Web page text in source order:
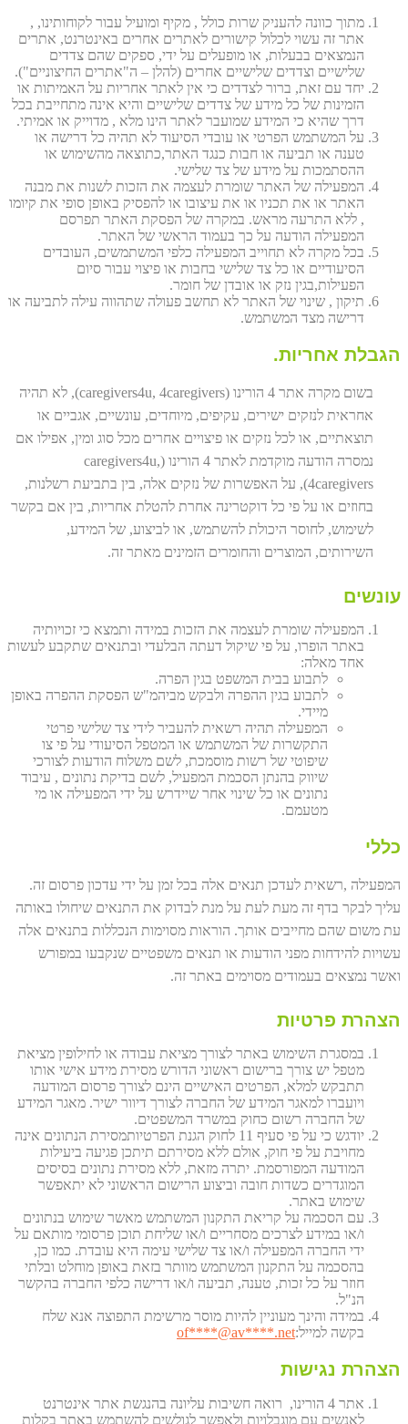
מתוך כוונה להעניק שרות כולל , מקיף ומועיל עבור לקוחותינו, ,
אתר זה עשוי לכלול קישורים לאתרים אחרים באינטרנט, אתרים
הנמצאים בבעלות, או מופעלים על ידי, ספקים שהם צדדים
שלישיים וצדדים שלישיים אחרים (להלן – ה"אתרים החיצוניים").
יחד עם זאת, ברור לצדדים כי אין לאתר אחריות על האמיתות או
הזמינות של כל מידע של צדדים שלישיים והיא אינה מתחייבת בכל
דרך שהיא כי המידע שמועבר לאתר הינו מלא , מדוייק או אמיתי.
על המשתמש הפרטי או עובדי הסיעוד לא תהיה כל דרישה או
טענה או תביעה או חבות כנגד האתר,כתוצאה מהשימוש או
ההסתמכות על מידע של צד שלישי.
המפעילה של האתר שומרת לעצמה את הזכות לשנות את מבנה
האתר או את תכניו או את עיצובו או להפסיק באופן סופי את קיומו
, ללא התרעה מראש. במקרה של הפסקת האתר תפרסם
המפעילה הודעה על כך בעמוד הראשי של האתר.
בכל מקרה לא תחוייב המפעילה כלפי המשתמשים, העובדים
הסיעודיים או כל צד שלישי בחבות או פיצוי עבור סיום
הפעילות,בגין נזק או אובדן של חומר.
תיקון , שינוי של האתר לא תחשב פעולה שתהווה עילה לתביעה או
דרישה מצד המשתמש.
הגבלת אחריות.
בשום מקרה אתר 4 הורינו (caregivers4u, 4caregivers), לא תהיה
אחראית לנזקים ישירים, עקיפים, מיוחדים, עונשיים, אגביים או
תוצאתיים, או לכל נזקים או פיצויים אחרים מכל סוג ומין, אפילו אם
נמסרה הודעה מוקדמת לאתר 4 הורינו (caregivers4u,
4caregivers), על האפשרות של נזקים אלה, בין בתביעת רשלנות,
בחוזים או על פי כל דוקטרינה אחרת להטלת אחריות, בין אם בקשר
לשימוש, לחוסר היכולת להשתמש, או לביצוע, של המידע,
השירותים, המוצרים והחומרים הזמינים מאתר זה.
עונשים
המפעילה שומרת לעצמה את הזכות במידה ותמצא כי זכויותיה
באתר הופרו, על פי שיקול דעתה הבלעדי ובתנאים שתקבע לעשות
אחד מאלה:
לתבוע בבית המשפט בגין הפרה.
לתבוע בגין ההפרה ולבקש מביהמ"ש הפסקת ההפרה באופן
מיידי.
המפעילה תהיה רשאית להעביר לידי צד שלישי פרטי
התקשרות של המשתמש או המטפל הסיעודי על פי צו
שיפוטי של רשות מוסמכת, לשם משלוח הודעות לצורכי
שיווק בהנתן הסכמת המפעיל, לשם בדיקת נתונים , עיבוד
נתונים או כל שינוי אחר שיידרש על ידי המפעילה או מי
מטעמם.
כללי
המפעילה ,רשאית לעדכן תנאים אלה בכל זמן על ידי עדכון פרסום זה.
עליך לבקר בדף זה מעת לעת על מנת לבדוק את התנאים שיחולו באותה
עת משום שהם מחייבים אותך. הוראות מסוימות הנכללות בתנאים אלה
עשויות להידחות מפני הודעות או תנאים משפטיים שנקבעו במפורש
ואשר נמצאים בעמודים מסוימים באתר זה.
הצהרת פרטיות
במסגרת השימוש באתר לצורך מציאת עבודה או לחילופין מציאת
מטפל יש צורך ברישום ראשוני הדורש מסירת מידע אישי אותו
תתבקש למלא, הפרטים האישיים הינם לצורך פרסום המודעה
ויועברו למאגר המידע של החברה לצורך דיוור ישיר. מאגר המידע
של החברה רשום כחוק במשרד המשפטים.
יודגש כי על פי סעיף 11 לחוק הגנת הפרטיותמסירת הנתונים אינה
מחויבת על פי חוק, אולם ללא מסירתם תיתכן פגיעה ביעילות
המודעה המפורסמת. יתרה מזאת, ללא מסירת נתונים בסיסים
המוגדרים כשדות חובה וביצוע הרישום הראשוני לא יתאפשר
שימוש באתר.
עם הסכמה על קריאת התקנון המשתמש מאשר שימוש בנתונים
ו/או במידע לצרכים מסחריים ו/או שליחת תוכן פרסומי מותאם על
ידי החברה המפעילה ו/או צד שלישי עימה היא עובדת. כמו כן,
בהסכמה על התקנון המשתמש מוותר בזאת באופן מוחלט ובלתי
חוזר על כל זכות, טענה, תביעה ו/או דרישה כלפי החברה בהקשר
הנ"ל.
במידה והינך מעוניין להיות מוסר מרשימת התפוצה אנא שלח
בקשה למייל:
of****@av****.net
הצהרת נגישות
אתר 4 הורינו, רואה חשיבות עליונה בהנגשת אתר אינטרנט
לאנשים עם מוגבלויות ולאפשר לגולשים להשתמש באתר בקלות